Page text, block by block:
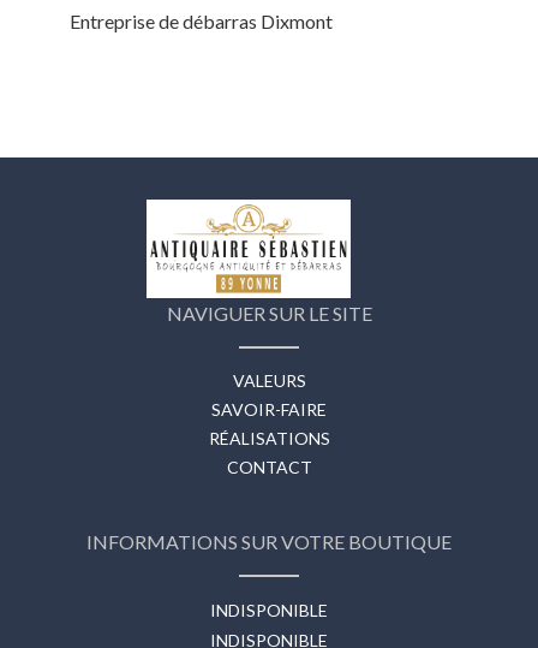
Entreprise de débarras Dixmont
NAVIGUER SUR LE SITE
VALEURS
SAVOIR-FAIRE
RÉALISATIONS
CONTACT
INFORMATIONS SUR VOTRE BOUTIQUE
INDISPONIBLE
INDISPONIBLE